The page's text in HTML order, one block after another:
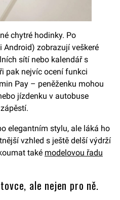
chytré hodinky. Po
Android) zobrazují veškeré
sítí nebo kalendář s
pak nejvíc ocení funkci
Pay – peněženku mohou
jízdenku v autobuse
elegantním stylu, ale láká ho
vzhled s ještě delší výdrží
také modelovou řadu
ale nejen pro ně.